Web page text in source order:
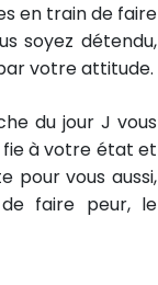
en train de faire
soyez détendu,
votre attitude.
du jour J vous
à votre état et
pour vous aussi,
faire peur, le